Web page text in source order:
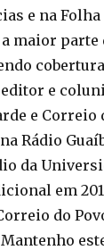
e na Folha
maior parte
e
e Correio
Rádio
da
em
do